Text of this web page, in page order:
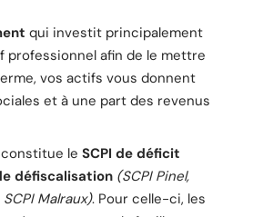
qui investit principalement
professionnel afin de le mettre
vos actifs vous donnent
et à une part des revenus
le SCPI de déficit
défiscalisation (SCPI Pinel,
Malraux). Pour celle-ci, les